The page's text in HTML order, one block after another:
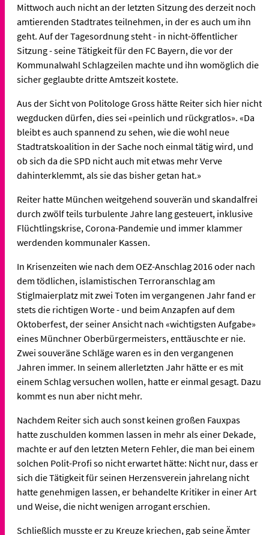
Mittwoch auch nicht an der letzten Sitzung des derzeit noch
amtierenden Stadtrates teilnehmen, in der es auch um ihn
geht. Auf der Tagesordnung steht - in nicht-öffentlicher
Sitzung - seine Tätigkeit für den FC Bayern, die vor der
Kommunalwahl Schlagzeilen machte und ihn womöglich die
sicher geglaubte dritte Amtszeit kostete.
Aus der Sicht von Politologe Gross hätte Reiter sich hier nicht
wegducken dürfen, dies sei «peinlich und rückgratlos». «Da
bleibt es auch spannend zu sehen, wie die wohl neue
Stadtratskoalition in der Sache noch einmal tätig wird, und
ob sich da die SPD nicht auch mit etwas mehr Verve
dahinterklemmt, als sie das bisher getan hat.»
Reiter hatte München weitgehend souverän und skandalfrei
durch zwölf teils turbulente Jahre lang gesteuert, inklusive
Flüchtlingskrise, Corona-Pandemie und immer klammer
werdenden kommunaler Kassen.
In Krisenzeiten wie nach dem OEZ-Anschlag 2016 oder nach
dem tödlichen, islamistischen Terroranschlag am
Stiglmaierplatz mit zwei Toten im vergangenen Jahr fand er
stets die richtigen Worte - und beim Anzapfen auf dem
Oktoberfest, der seiner Ansicht nach «wichtigsten Aufgabe»
eines Münchner Oberbürgermeisters, enttäuschte er nie.
Zwei souveräne Schläge waren es in den vergangenen
Jahren immer. In seinem allerletzten Jahr hätte er es mit
einem Schlag versuchen wollen, hatte er einmal gesagt. Dazu
kommt es nun aber nicht mehr.
Nachdem Reiter sich auch sonst keinen großen Fauxpas
hatte zuschulden kommen lassen in mehr als einer Dekade,
machte er auf den letzten Metern Fehler, die man bei einem
solchen Polit-Profi so nicht erwartet hätte: Nicht nur, dass er
sich die Tätigkeit für seinen Herzensverein jahrelang nicht
hatte genehmigen lassen, er behandelte Kritiker in einer Art
und Weise, die nicht wenigen arrogant erschien.
Schließlich musste er zu Kreuze kriechen, gab seine Ämter